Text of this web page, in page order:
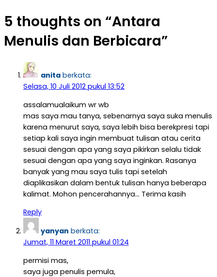
5 thoughts on “Antara
Menulis dan Berbicara”
anita berkata:
Selasa, 10 Juli 2012 pukul 13:52
assalamualaikum wr wb
mas saya mau tanya, sebenarnya saya suka menulis
karena menurut saya, saya lebih bisa berekpresi tapi
setiap kali saya ingin membuat tulisan atau cerita
sesuai dengan apa yang saya pikirkan selalu tidak
sesuai dengan apa yang saya inginkan. Rasanya
banyak yang mau saya tulis tapi setelah
diaplikasikan dalam bentuk tulisan hanya beberapa
kalimat. Mohon pencerahannya… Terima kasih
Reply
yanyan berkata:
Jumat, 11 Maret 2011 pukul 01:24
permisi mas,
saya juga penulis pemula,